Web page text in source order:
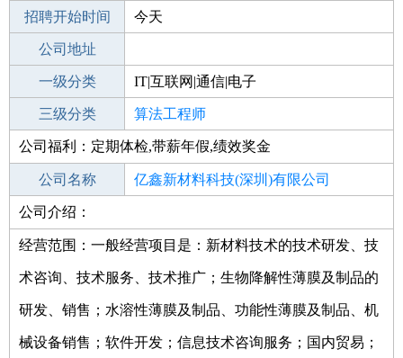
公司电话
招聘开始时间 今天
招聘结束时间
公司地址
一级分类 IT|互联网|通信|电子
二级分类 技术开发
三级分类 算法工程师
其他行业
公司福利：定期体检,带薪年假,绩效奖金
公司名称 亿鑫新材料科技(深圳)有限公司
公司类型
公司介绍：
经营范围：一般经营项目是：新材料技术的技术研发、技
术咨询、技术服务、技术推广；生物降解性薄膜及制品的
研发、销售；水溶性薄膜及制品、功能性薄膜及制品、机
械设备销售；软件开发；信息技术咨询服务；国内贸易；